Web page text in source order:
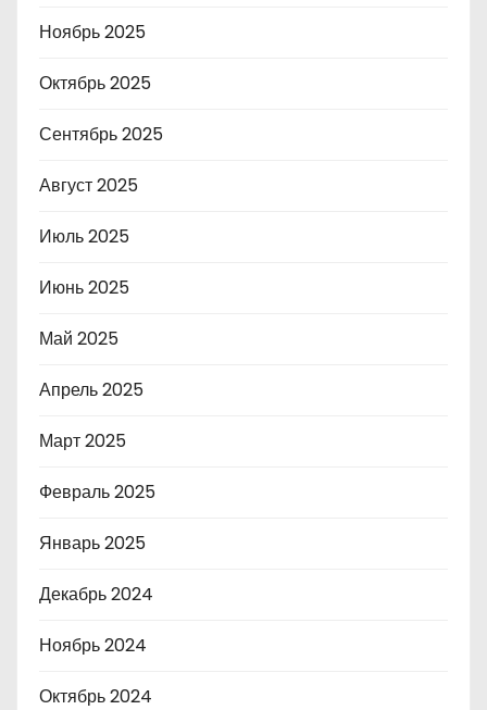
Ноябрь 2025
Октябрь 2025
Сентябрь 2025
Август 2025
Июль 2025
Июнь 2025
Май 2025
Апрель 2025
Март 2025
Февраль 2025
Январь 2025
Декабрь 2024
Ноябрь 2024
Октябрь 2024